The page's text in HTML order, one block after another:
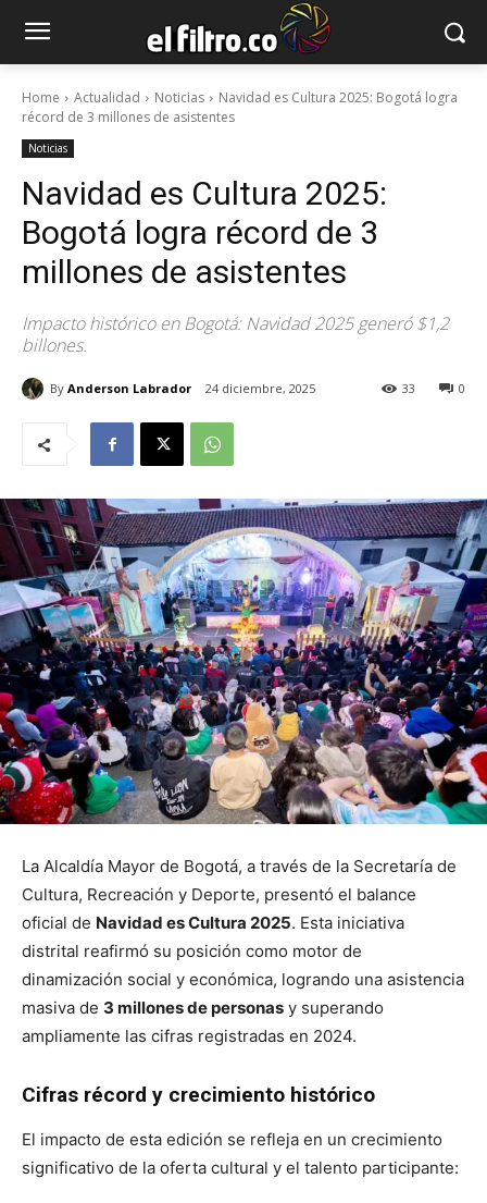
Home Actualidad Noticias
Navidad es Cultura 2025: Bogotá logra
récord de 3 millones de asistentes
Noticias
Navidad es Cultura 2025:
Bogotá logra récord de 3
millones de asistentes
Impacto histórico en Bogotá: Navidad 2025 generó $1,2
billones.
By Anderson Labrador 24 diciembre, 2025 0
33
La Alcaldía Mayor de Bogotá, a través de la Secretaría de
Cultura, Recreación y Deporte, presentó el balance
oficial de Navidad es Cultura 2025. Esta iniciativa
distrital reafirmó su posición como motor de
dinamización social y económica, logrando una asistencia
masiva de 3 millones de personas y superando
ampliamente las cifras registradas en 2024.
Cifras récord y crecimiento histórico
El impacto de esta edición se refleja en un crecimiento
significativo de la oferta cultural y el talento participante: